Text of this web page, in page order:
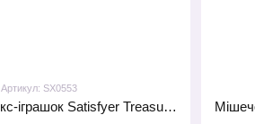
Артикул: SX0553
Мішечок для секс-іграшок Satisfyer Treasure Bag XL, фіолетовий, на шнурку